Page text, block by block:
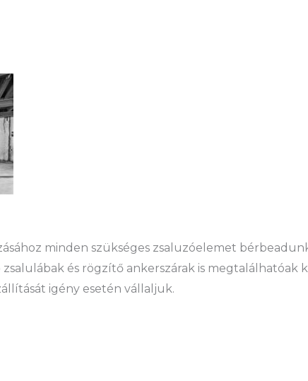
minden szükséges zsaluzóelemet
és rögzítő ankerszárak is megtalálhatóak
igény esetén vállaljuk.